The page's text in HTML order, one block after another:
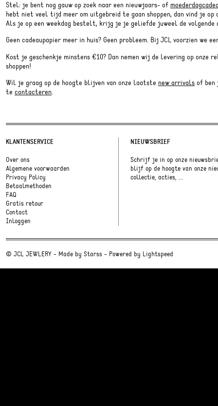
Stel: je bent nog gauw op zoek naar een nieuwjaars- of
hebt niet veel tijd meer om uitgebreid te gaan shoppen, dan vind je op
Als je op een weekdag bestelt, krijg je je geliefde juweel de volgende
Geen cadeaupapier meer in huis? Geen probleem. Bij JCL voorzien we
Kost je geschenkje minstens €10? Dan nemen wij de levering op onze
shoppen!
Wil je graag op de hoogte blijven van onze laatste new arrivals of ben
te contacteren.
KLANTENSERVICE
Over ons
Algemene voorwaarden
Privacy Policy
Betaalmethoden
FAQ
Gratis retour
Contact
Inloggen
NIEUWSBRIEF
Schrijf je in op onze
blijf op de hoogte van onze
collectie, acties, ...
© JCL JEWLERY - Made by Starss - Powered by Lightspeed